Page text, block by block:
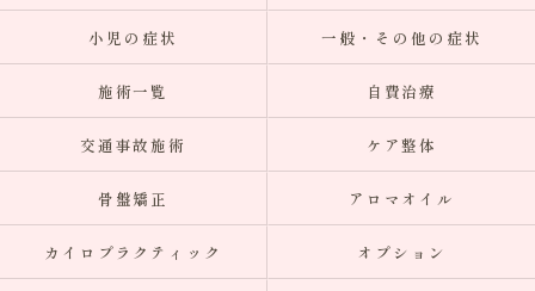
小児の症状 一般・その他の症状
施術一覧 自費治療
交通事故施術 ケア整体
骨盤矯正 アロマオイル
カイロプラクティック オプション